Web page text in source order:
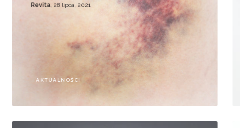
Revita, 28 lipca, 2021
AKTUALNOŚCI